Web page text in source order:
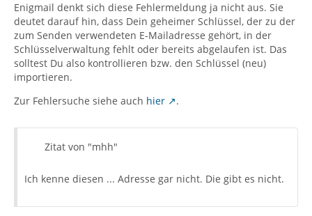
Enigmail denkt sich diese Fehlermeldung ja nicht aus. Sie
deutet darauf hin, dass Dein geheimer Schlüssel, der zu der
zum Senden verwendeten E-Mailadresse gehört, in der
Schlüsselverwaltung fehlt oder bereits abgelaufen ist. Das
solltest Du also kontrollieren bzw. den Schlüssel (neu)
importieren.
Zur Fehlersuche siehe auch hier .
Zitat von "mhh"
Ich kenne diesen ... Adresse gar nicht. Die gibt es nicht.